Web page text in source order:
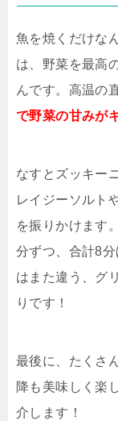
魚を焼くだけな
は、野菜を最高
んです。高温の
で野菜の甘みが
なすとズッキー
レイジーソルト
を振りかけます
分ずつ、合計8
はまた違う、グ
りです！
最後に、たくさ
降も美味しく楽
介します！